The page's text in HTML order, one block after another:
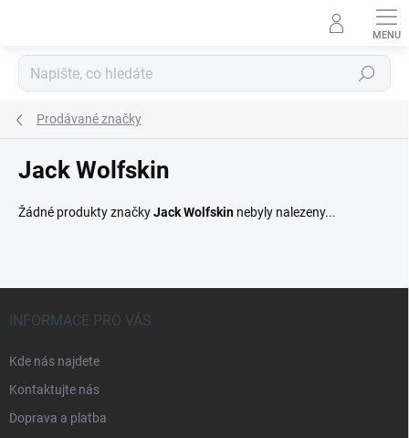
Hledat
Prodávané značky
Jack Wolfskin
Žádné produkty značkyJack Wolfskin nebyly nalezeny...
INFORMACE PRO VÁS
Kde nás najdete
Kontaktujte nás
Doprava a platba